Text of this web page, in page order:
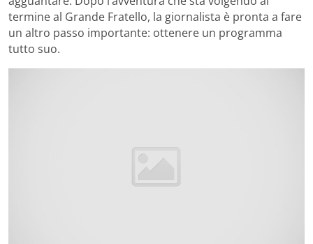
termine al Grande Fratello, la giornalista è pronta a fare
un altro passo importante: ottenere un programma
tutto suo.